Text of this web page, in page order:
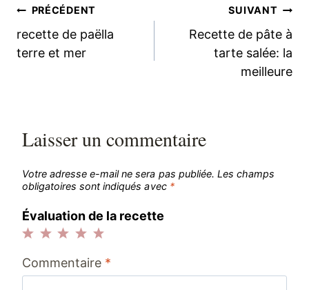
Navigation
de
PRÉCÉDENT
recette de paëlla
terre et mer
SUIVANT
Recette de pâte à
tarte salée: la
meilleure
Laisser un commentaire
Votre adresse e-mail ne sera pas publiée. Les champs
obligatoires sont indiqués avec *
Évaluation de la recette
étoiles
étoiles
étoiles
étoiles
étoile
Commentaire *